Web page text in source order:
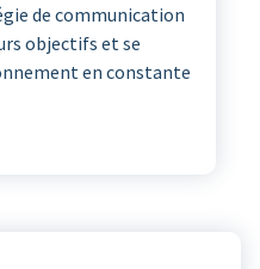
de communication
objectifs et se
en constante